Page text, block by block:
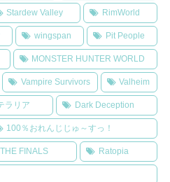
Stardew Valley RimWorld
wingspan Pit People
MONSTER HUNTER WORLD
Vampire Survivors Valheim
ラリア Dark Deception
100％おれんじじゅ～すっ！
THE FINALS Ratopia